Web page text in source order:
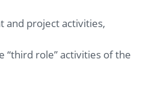
and project activities,
“third role” activities of the